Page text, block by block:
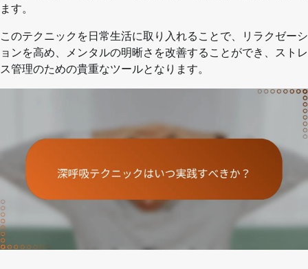
ます。
このテクニックを日常生活に取り入れることで、リラクゼーシ
ョンを高め、メンタルの明晰さを改善することができ、ストレ
ス管理のための貴重なツールとなります。